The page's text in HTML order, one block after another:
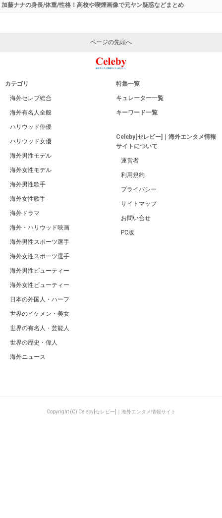
加藤ナナの身長/体重/性格！高校や喫煙画像で元ヤン疑惑などまとめ
ページの先頭へ
カテゴリ
海外セレブ総合
海外有名人全般
ハリウッド俳優
ハリウッド女優
海外男性モデル
海外女性モデル
海外男性歌手
海外女性歌手
海外ドラマ
海外・ハリウッド映画
海外男性スポーツ選手
海外女性スポーツ選手
海外男性ビューティー
海外女性ビューティー
日本の外国人・ハーフ
世界のイケメン・美女
世界の有名人・芸能人
世界の歴史・偉人
海外ニュース
特集一覧
キュレーター一覧
キーワード一覧
Celeby[セレビー]｜海外エンタメ情報
サイトについて
運営者
利用規約
プライバシー
サイトマップ
お問い合せ
PC版
Copyright (C) Celeby[セレビー]｜海外エンタメ情報サイト